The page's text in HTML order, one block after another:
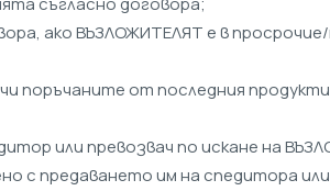
ако ВЪЗЛОЖИТЕЛЯТ е в
поръчаните от последния
или превозвач по искане на
с предаването им на спедитора